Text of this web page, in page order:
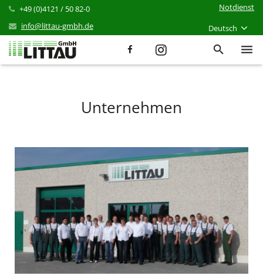
+49 (0)4121 / 50 82-0
info@littau-gmbh.de
Notdienst
Deutsch
Karriere
Unternehmen
Kontakt
Remote Service (TeamViewer)
Unternehmen